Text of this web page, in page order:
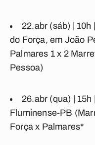
22.abr (sáb) | 10h |
do Força, em João
Palmares 1 x 2
Pessoa)
26.abr (qua) | 15h |
Fluminense-PB
Força x Palmares*